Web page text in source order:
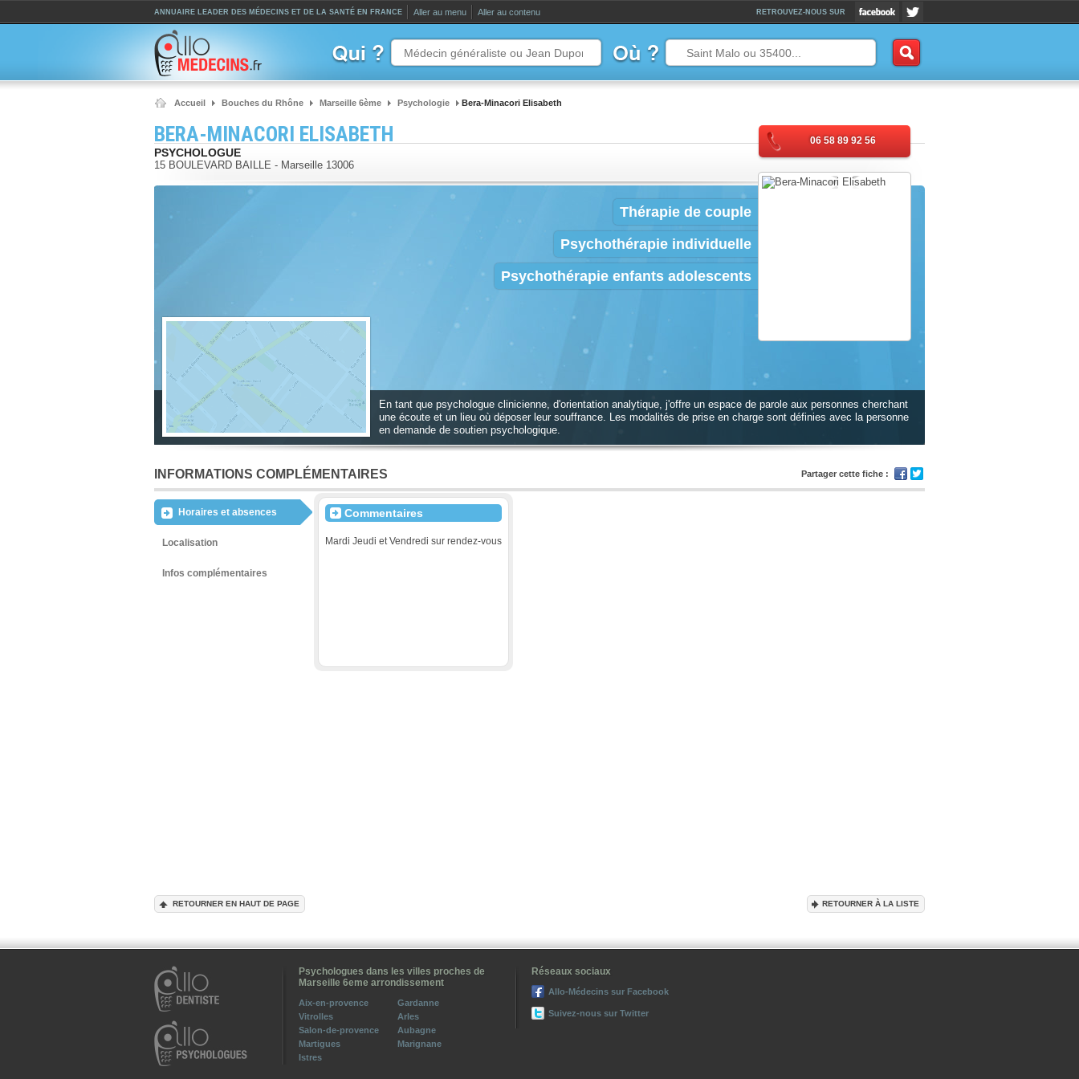
ANNUAIRE LEADER DES MÉDECINS ET DE LA SANTÉ EN FRANCE Aller au menu Aller au contenu RETROUVEZ-NOUS SUR
Accueil Bouches du Rhône Marseille 6ème Psychologie Bera-Minacori Elisabeth
BERA-MINACORI ELISABETH
PSYCHOLOGUE
15 BOULEVARD BAILLE - Marseille 13006
06 58 89 92 56
Thérapie de couple
Psychothérapie individuelle
Psychothérapie enfants adolescents
En tant que psychologue clinicienne, d'orientation analytique, j'offre un espace de parole aux personnes cherchant
une écoute et un lieu où déposer leur souffrance. Les modalités de prise en charge sont définies avec la personne
en demande de soutien psychologique.
INFORMATIONS COMPLÉMENTAIRES Partager cette fiche :
Horaires et absences
Localisation
Infos complémentaires
Commentaires
Mardi Jeudi et Vendredi sur rendez-vous
Impossible de charger Google Maps
Ce site Web vous appartient ?
RETOURNER EN HAUT DE PAGE RETOURNER À LA LISTE
Psychologues dans les villes proches de
Marseille 6eme arrondissement
Aix-en-provence
Gardanne
Vitrolles
Arles
Salon-de-provence
Aubagne
Martigues
Marignane
Istres
Réseaux sociaux
Allo-Médecins sur Facebook
Suivez-nous sur Twitter